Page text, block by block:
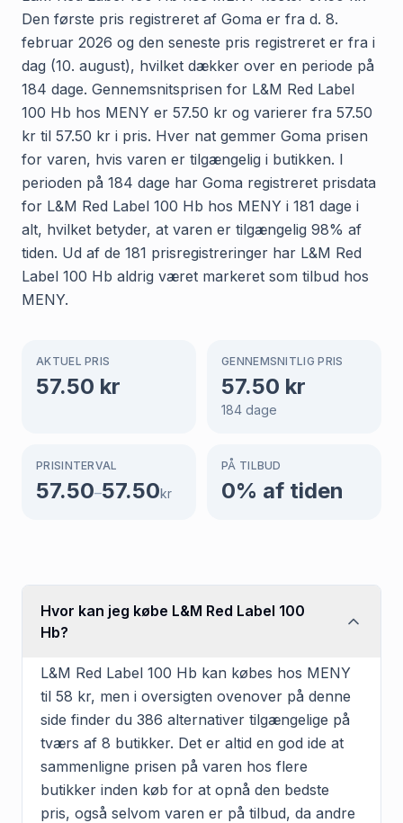
Den første pris registreret af Goma er fra d. 8.
februar 2026 og den seneste pris registreret er fra i
dag (10. august), hvilket dækker over en periode på
184 dage. Gennemsnitsprisen for L&M Red Label
100 Hb hos MENY er 57.50 kr og varierer fra 57.50
kr til 57.50 kr i pris. Hver nat gemmer Goma prisen
for varen, hvis varen er tilgængelig i butikken. I
perioden på 184 dage har Goma registreret prisdata
for L&M Red Label 100 Hb hos MENY i 181 dage i
alt, hvilket betyder, at varen er tilgængelig 98% af
tiden. Ud af de 181 prisregistreringer har L&M Red
Label 100 Hb aldrig været markeret som tilbud hos
MENY.
AKTUEL PRIS
57.50 kr
GENNEMSNITLIG PRIS
57.50 kr
184 dage
PRISINTERVAL
57.50–57.50kr
PÅ TILBUD
0% af tiden
Hvor kan jeg købe L&M Red Label 100
Hb?
L&M Red Label 100 Hb kan købes hos MENY
til 58 kr, men i oversigten ovenover på denne
side finder du 386 alternativer tilgængelige på
tværs af 8 butikker. Det er altid en god ide at
sammenligne prisen på varen hos flere
butikker inden køb for at opnå den bedste
pris, også selvom varen er på tilbud, da andre